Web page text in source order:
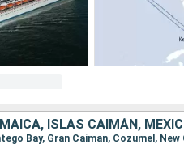
ISLAS CAIMÁN,
Bay, Gran Caiman, Cozumel, New